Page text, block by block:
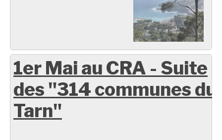
1er Mai au CRA - Suite
des "314 communes du
Tarn"